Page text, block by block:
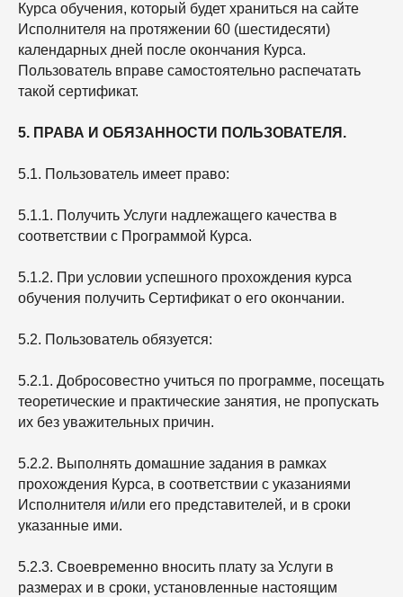
Курса обучения, который будет храниться на сайте
Исполнителя на протяжении 60 (шестидесяти)
календарных дней после окончания Курса.
Пользователь вправе самостоятельно распечатать
такой сертификат.
5. ПРАВА И ОБЯЗАННОСТИ ПОЛЬЗОВАТЕЛЯ.
5.1. Пользователь имеет право:
5.1.1. Получить Услуги надлежащего качества в
соответствии с Программой Курса.
5.1.2. При условии успешного прохождения курса
обучения получить Сертификат о его окончании.
5.2. Пользователь обязуется:
5.2.1. Добросовестно учиться по программе, посещать
теоретические и практические занятия, не пропускать
их без уважительных причин.
5.2.2. Выполнять домашние задания в рамках
прохождения Курса, в соответствии с указаниями
Исполнителя и/или его представителей, и в сроки
указанные ими.
5.2.3. Своевременно вносить плату за Услуги в
размерах и в сроки, установленные настоящим